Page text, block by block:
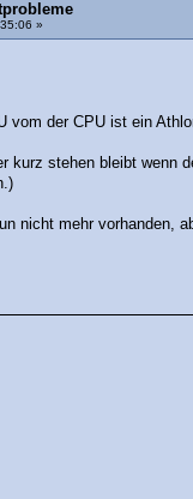
»
der CPU ist ein
kurz stehen bleibt wenn
nicht mehr vorhanden,